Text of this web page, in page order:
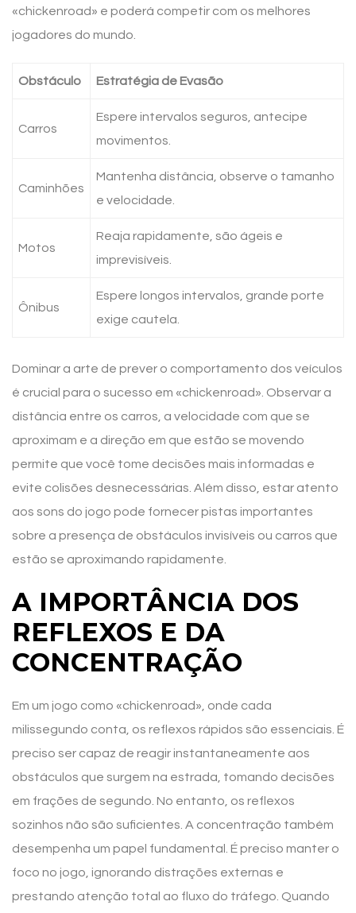
«chickenroad» e poderá competir com os melhores
jogadores do mundo.
Obstáculo Estratégia de Evasão
Carros
Espere intervalos seguros, antecipe
movimentos.
Caminhões
Mantenha distância, observe o tamanho
e velocidade.
Motos
Reaja rapidamente, são ágeis e
imprevisíveis.
Ônibus
Espere longos intervalos, grande porte
exige cautela.
Dominar a arte de prever o comportamento dos veículos
é crucial para o sucesso em «chickenroad». Observar a
distância entre os carros, a velocidade com que se
aproximam e a direção em que estão se movendo
permite que você tome decisões mais informadas e
evite colisões desnecessárias. Além disso, estar atento
aos sons do jogo pode fornecer pistas importantes
sobre a presença de obstáculos invisíveis ou carros que
estão se aproximando rapidamente.
A IMPORTÂNCIA DOS
REFLEXOS E DA
CONCENTRAÇÃO
Em um jogo como «chickenroad», onde cada
milissegundo conta, os reflexos rápidos são essenciais. É
preciso ser capaz de reagir instantaneamente aos
obstáculos que surgem na estrada, tomando decisões
em frações de segundo. No entanto, os reflexos
sozinhos não são suficientes. A concentração também
desempenha um papel fundamental. É preciso manter o
foco no jogo, ignorando distrações externas e
prestando atenção total ao fluxo do tráfego. Quando